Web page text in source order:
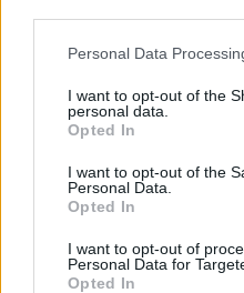
Please note that this
not limited to your visit or
grant or deny consent to
use your data for below
consent section.
Personal Data
I want to opt-out of the
personal data.
Opted In
I want to opt-out of the
Personal Data.
Opted In
I want to opt-out of
Personal Data for
Opted In
Κοσμήματα
Δαχτυλίδια
Κολιέ
Σκουλαρίκια
ΔΩΡΕΑΝ ΜΕΤΑΦΟΡΙΚΑ
ΕΛΛΑΔΑ
Αρχική σελίδα
Κατάστημα
Candiolo Φαρδύ Κυπαρισσί”
Δεν βρέθηκε κανένα προϊόν που